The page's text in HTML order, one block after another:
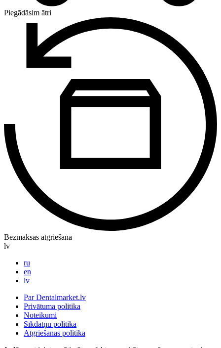
Piegādāsim ātri
Bezmaksas atgriešana
lv
ru
en
lv
Par Dentalmarket.lv
Privātuma politika
Noteikumi
Sīkdatņu politika
Atgriešanas politika